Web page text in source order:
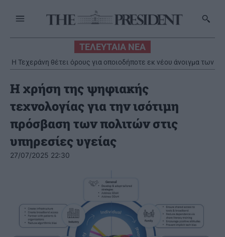
ΤΕΛΕΥΤΑΙΑ ΝΕΑ
Η Τεχεράνη θέτει όρους για οποιοδήποτε εκ νέου άνοιγμα των
Στενών του Ορμούζ
Η χρήση της ψηφιακής
τεχνολογίας για την ισότιμη
πρόσβαση των πολιτών στις
υπηρεσίες υγείας
27/07/2025 22:30